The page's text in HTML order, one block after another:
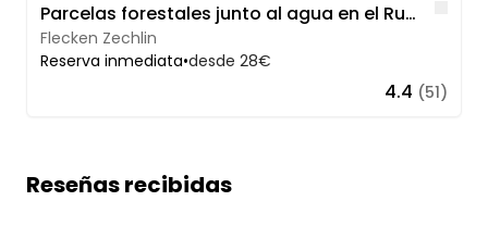
Parcelas forestales junto al agua en el Ruppiner Seenland
Flecken Zechlin
Reserva inmediata•desde 28€
4.4 (51)
Reseñas recibidas